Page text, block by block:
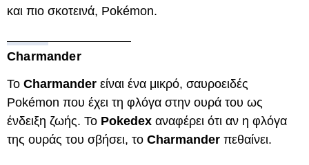
και πιο σκοτεινά, Pokémon.
Charmander
Το Charmander είναι ένα μικρό, σαυροειδές
Pokémon που έχει τη φλόγα στην ουρά του ως
ένδειξη ζωής. Το Pokedex αναφέρει ότι αν η φλόγα
της ουράς του σβήσει, το Charmander πεθαίνει.